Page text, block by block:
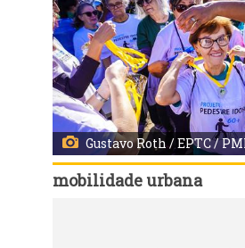
Gustavo Roth / EPTC /
mobilidade urbana